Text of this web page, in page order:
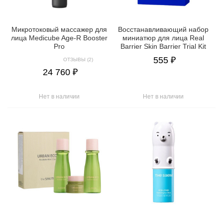
Микротоковый массажер для
лица Medicube Age-R Booster
Pro
ОТЗЫВЫ (2)
24 760 ₽
Нет в наличии
Восстанавливающий набор
миниатюр для лица Real
Barrier Skin Barrier Trial Kit
555 ₽
Нет в наличии